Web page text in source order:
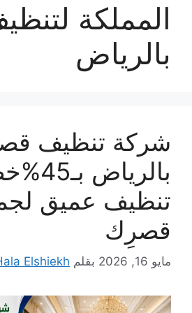
المملكة
بالرياض
شركة تنظيف
تنظيف عميق
قصرِك
مايو 16, 2026 بقلم Elshiekh